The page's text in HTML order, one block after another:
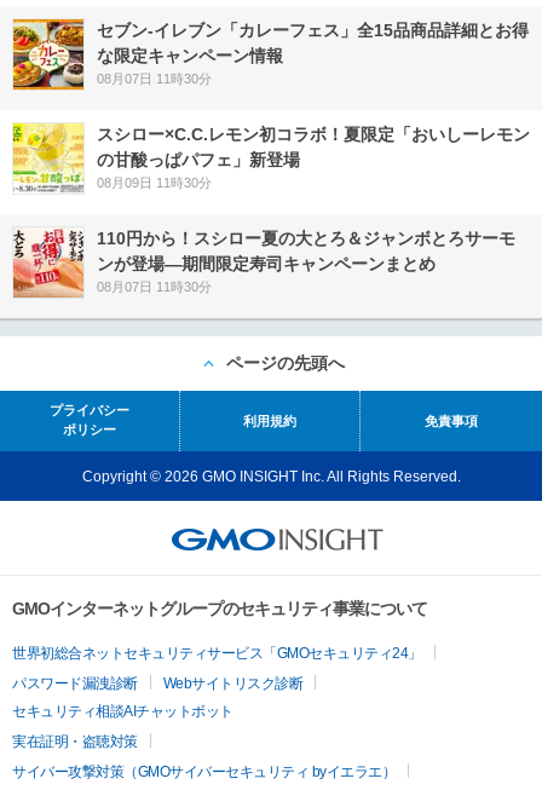
セブン‐イレブン「カレーフェス」全15品商品詳細とお得
な限定キャンペーン情報
08月07日 11時30分
スシロー×C.C.レモン初コラボ！夏限定「おいしーレモン
の甘酸っぱパフェ」新登場
08月09日 11時30分
110円から！スシロー夏の大とろ＆ジャンボとろサーモ
ンが登場―期間限定寿司キャンペーンまとめ
08月07日 11時30分
ページの先頭へ
プライバシー
ポリシー
利用規約 免責事項
Copyright © 2026 GMO INSIGHT Inc. All Rights Reserved.
GMOインターネットグループのセキュリティ事業について
世界初総合ネットセキュリティサービス「GMOセキュリティ24」
パスワード漏洩診断
Webサイトリスク診断
セキュリティ相談AIチャットボット
実在証明・盗聴対策
サイバー攻撃対策（GMOサイバーセキュリティ byイエラエ）